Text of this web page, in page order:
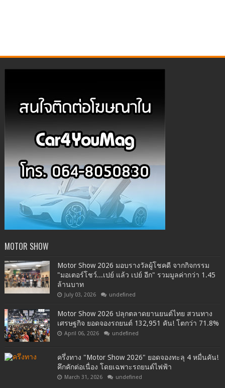
MOTOR SHOW
Motor Show 2026 มอบรางวัลผู้โชคดี จากกิจกรรม
"มอเตอร์โชว์...เปย์ แล้ว เปย์ อีก" รวมมูลค่ากว่า 1.45
ล้านบาท
July 03, 2026 undefined
Motor Show 2026 ปลุกตลาดยานยนต์ไทย สวนทาง
เศรษฐกิจ ยอดจองรถยนต์ 132,951 คัน! โตกว่า 71.8%
April 06, 2026 undefined
ครึ่งทาง "Motor Show 2026" ยอดจองทะลุ 4 หมื่นคัน!
คึกคักต่อเนื่อง โดยเฉพาะรถยนต์ไฟฟ้า
March 31, 2026 undefined